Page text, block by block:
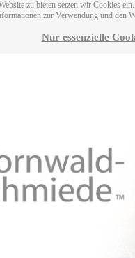
zu bieten setzen wir Cookies
zur Verwendung und den
Nur essenzielle